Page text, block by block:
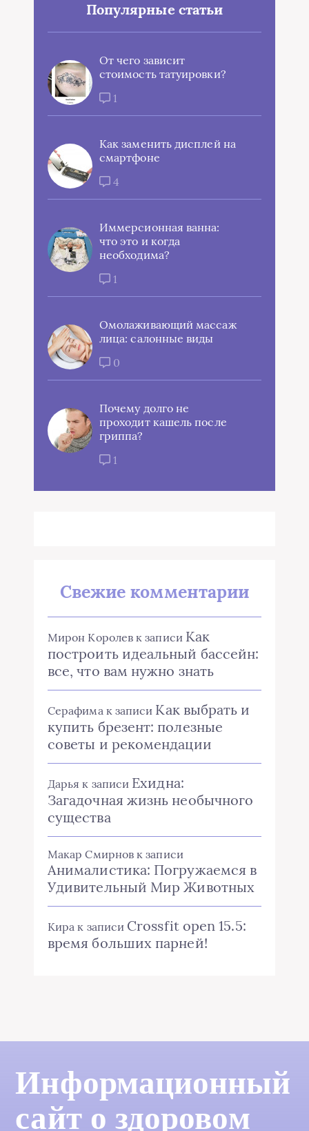
Популярные статьи
От чего зависит
стоимость татуировки?
1
Как заменить дисплей на
смартфоне
4
Иммерсионная ванна:
что это и когда
необходима?
1
Омолаживающий массаж
лица: салонные виды
0
Почему долго не
проходит кашель после
гриппа?
1
Свежие комментарии
Мирон Королев к записи Как
построить идеальный бассейн:
все, что вам нужно знать
Серафимак записи Как выбрать и
купить брезент: полезные
советы и рекомендации
Дарья к записи Ехидна:
Загадочная жизнь необычного
существа
Макар Смирнов к записи
Анималистика: Погружаемся в
Удивительный Мир Животных
Кира к записи Crossfit open 15.5:
время больших парней!
Информационный
сайт о здоровом